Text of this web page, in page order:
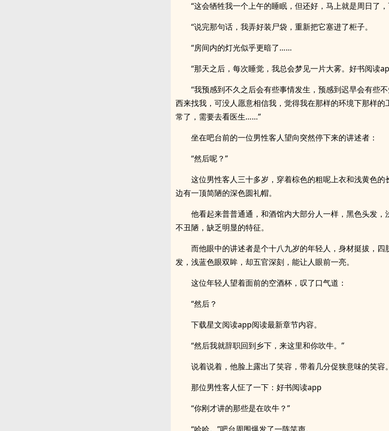
“这会牺牲我一个上午的睡眠，但还好，马上就是周日了，
“说完那句话，我弄好装尸袋，重新把它塞进了柜子。
“房间内的灯光似乎更暗了……
“那天之后，每次睡觉，我总会梦见一片大雾。好书阅读
“我预感到不久之后会有些事情发生，预感到迟早会有些
西来找我，可没人愿意相信我，觉得我在那样的环境下那样的
常了，需要去看医生……”
坐在吧台前的一位男性客人望向突然停下来的讲述者：
“然后呢？”
这位男性客人三十多岁，穿着棕色的粗呢上衣和浅黄色的
边有一顶简陋的深色圆礼帽。
他看起来普普通通，和酒馆内大部分人一样，黑色头发，
不丑陋，缺乏明显的特征。
而他眼中的讲述者是个十八九岁的年轻人，身材挺拔，四
发，浅蓝色眼双眸，却五官深刻，能让人眼前一亮。
这位年轻人望着面前的空酒杯，叹了口气道：
“然后？
下载星文阅读app阅读最新章节内容。
“然后我就辞职回到乡下，来这里和你吹牛。”
说着说着，他脸上露出了笑容，带着几分促狭意味的笑容。
那位男性客人怔了一下：好书阅读app
“你刚才讲的那些是在吹牛？”